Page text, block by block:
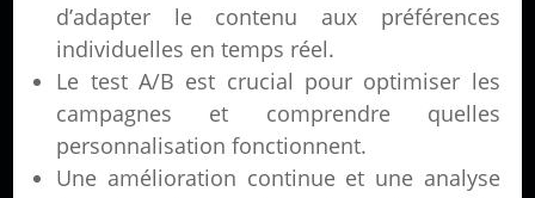
d’adapter le contenu aux préférences
individuelles en temps réel.
Le test A/B est crucial pour optimiser les
campagnes et comprendre quelles
personnalisation fonctionnent.
Une amélioration continue et une analyse